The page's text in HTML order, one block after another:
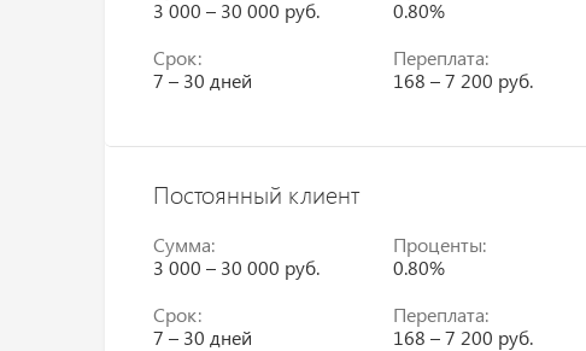
3 000 – 30 000 руб.
0.80%
Срок:
7 – 30 дней
Переплата:
168 – 7 200 руб.
Постоянный клиент
Сумма:
3 000 – 30 000 руб.
Проценты:
0.80%
Срок:
7 – 30 дней
Переплата:
168 – 7 200 руб.